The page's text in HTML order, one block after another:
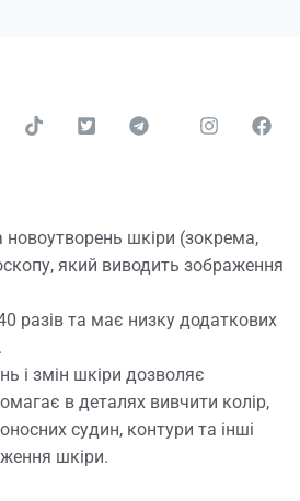
шкіри (зокрема,
який виводить зображення
разів та має низку додаткових
і змін шкіри дозволяє
в деталях вивчити колір,
судин, контури та інші
шкіри.